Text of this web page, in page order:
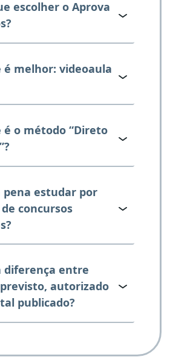
escolher o Aprova
é melhor: videoaula
é o método “Direto
pena estudar por
concursos
diferença entre
autorizado
publicado?